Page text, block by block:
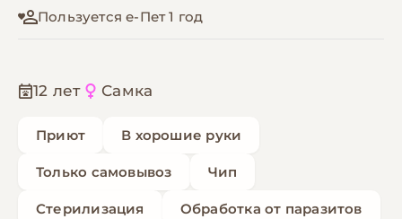
Пользуется е-Пет 1 год
12 лет Самка
Приют В хорошие руки
Только самовывоз Чип
Стерилизация Обработка от паразитов